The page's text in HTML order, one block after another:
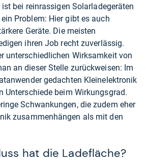
bei reinrassigen Solarladegeräten
Problem: Hier gibt es auch
Geräte. Die meisten
ihren Job recht zuverlässig.
unterschiedlichen Wirksamkeit von
an dieser Stelle zurückweisen: Im
gedachten Kleinelektronik
Unterschiede beim Wirkungsgrad.
Schwankungen, die zudem eher
zusammenhängen als mit den
hat die Ladefläche?